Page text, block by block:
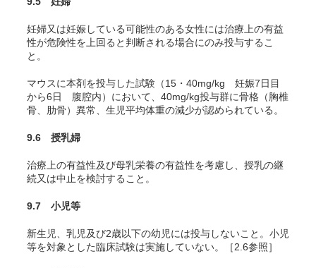
妊婦又は妊娠している可能性のある女性には治療上の有益
性が危険性を上回ると判断される場合にのみ投与するこ
と。
マウスに本剤を投与した試験（15・40mg/kg 妊娠7日目
から6日 腹腔内）において、40mg/kg投与群に骨格（胸椎
骨、肋骨）異常、生児平均体重の減少が認められている。
9.6 授乳婦
治療上の有益性及び母乳栄養の有益性を考慮し、授乳の継
続又は中止を検討すること。
9.7 小児等
新生児、乳児及び2歳以下の幼児には投与しないこと。小児
等を対象とした臨床試験は実施していない。［2.6参照］